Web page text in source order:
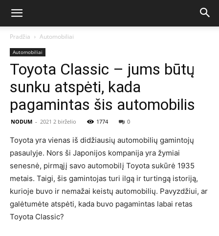
Pradžia Automobiliai
Automobiliai
Toyota Classic – jums būtų
sunku atspėti, kada
pagamintas šis automobilis
NODUM - 2021 2 birželio 1774 0
Toyota yra vienas iš didžiausių automobilių gamintojų
pasaulyje. Nors ši Japonijos kompanija yra žymiai
senesnė, pirmąjį savo automobilį Toyota sukūrė 1935
metais. Taigi, šis gamintojas turi ilgą ir turtingą istoriją,
kurioje buvo ir nemažai keistų automobilių. Pavyzdžiui, ar
galėtumėte atspėti, kada buvo pagamintas labai retas
Toyota Classic?